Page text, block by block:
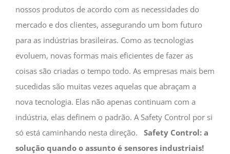
nossos produtos de acordo com as necessidades do
mercado e dos clientes, assegurando um bom futuro
para as indústrias brasileiras. Como as tecnologias
evoluem, novas formas mais eficientes de fazer as
coisas são criadas o tempo todo. As empresas mais bem
sucedidas são muitas vezes aquelas que abraçam a
nova tecnologia. Elas não apenas continuam com a
indústria, elas definem o padrão. A Safety Control por si
só está caminhando nesta direção. Safety Control: a
solução quando o assunto é sensores industriais!